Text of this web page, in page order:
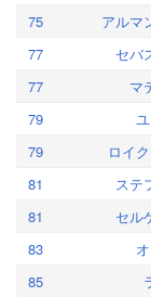
75
アルマ
77
セバ
77
マ
79
79
ロイ
81
ステ
81
セル
83
85